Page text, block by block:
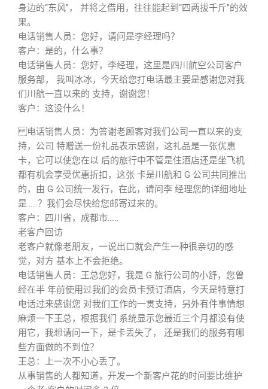
身边的“东风”， 并将之借用，往往能起到“四两拔千斤”的效
果。
电话销售人员：您好，请问是李经理吗？
客户：是的，什么事？
电话销售人员：您好，李经理，这里是四川航空公司客户
服务部， 我叫冰冰，今天给您打电话最主要是感谢您对我
们川航一直以来的 支持，谢谢您！
客户：这没什么！
电话销售人员：为答谢老顾客对我们公司一直以来的支
持，公司 特赠送一份礼品表示感谢，这礼品是一张优惠
卡，它可以使您在以 后的旅行中不管是住酒店还是坐飞机
都有机会享受优惠折扣，这张 卡是川航和 G 公司共同推出
的，由 G 公司统一发行，在此，请问李 经理您的详细地址
是……？我们会尽快给您邮寄过来的。
客户：四川省，成都市……
老客户回访
老客户就像老朋友，一说出口就会产生一种很亲切的感
觉，对方 基本上不会拒绝。
电话销售人员：王总您好，我是 G 旅行公司的小舒，您曾
经在半 年前使用过我们的会员卡预订酒店，今天是特意打
电话过来感谢您 对我们工作的一贯支持，另外有件事情想
麻烦一下王总，根据我们 系统显示您最近三个月都没有使
用它，我想请问一下，是卡丢失了， 还是我们的服务有哪
些方面做的不到位？
王总：上一次不小心丢了。
从事销售的人都知道，开发一个新客户花的时间要比维护